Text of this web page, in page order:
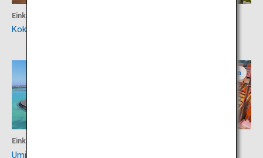
Einkaufen
Kokusai Dori in Okinawa
Einkaufen
Umikaji Terrace Senagajima
Okinawa